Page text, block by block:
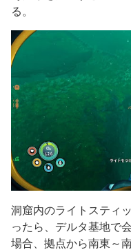
る。
洞窟内のライトスティ
ったら、デルタ基地で
場合、拠点から南東～